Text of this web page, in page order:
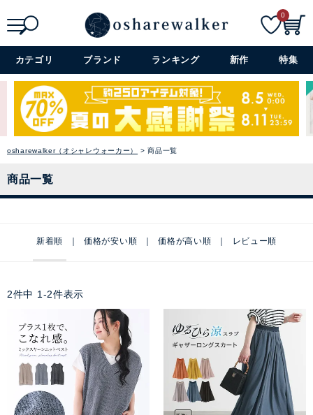
詳細検索+
0
カテゴリ ブランド ランキング 新作 特集
osharewalker（オシャレウォーカー） 商品一覧
商品一覧
新着順 価格が安い順 価格が高い順 レビュー順
2件中 1 -2件表示